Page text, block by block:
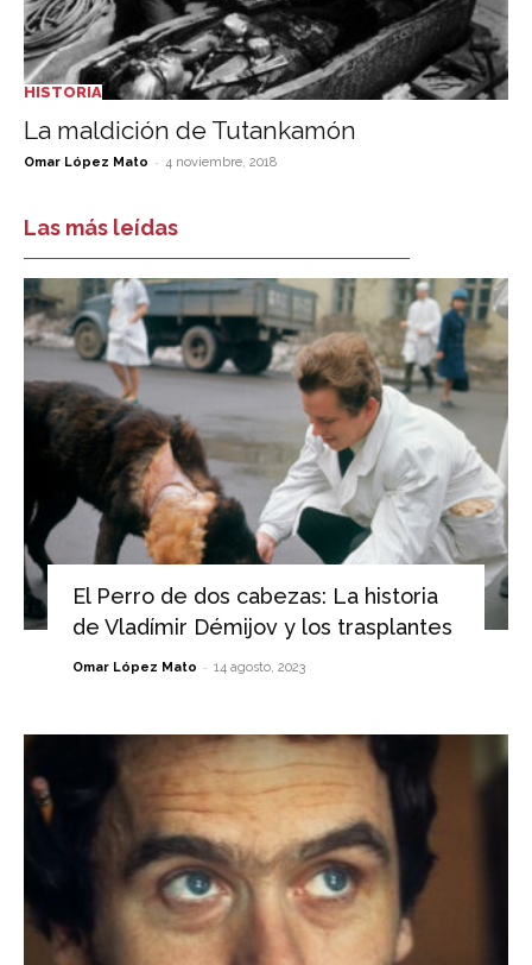
HISTORIA
La maldición de Tutankamón
Omar López Mato - 4 noviembre, 2018
Las más leídas
El Perro de dos cabezas: La historia
de Vladímir Démijov y los trasplantes
Omar López Mato - 14 agosto, 2023